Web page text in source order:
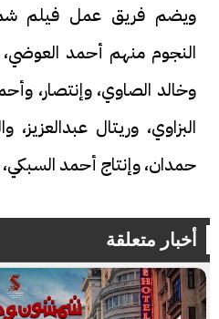
ويضم فريق عمل فيلم
النجوم منهم أحمد
وخالد الصاوي، وإنتصار،
البزاوي، وريتال
حمدان، وإنتاج أحمد
أخبار متعلقة